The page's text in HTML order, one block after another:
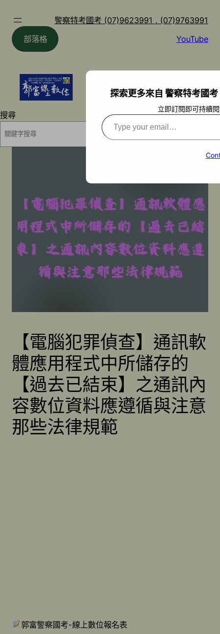
警察特考國考 (07)9623991 , (07)9763991
部落格
YouTube
搜尋
【電腦犯罪偵查】通訊軟
體應用程式中所儲存的
【過去已結束】之通訊內
容數位資料應遵循與注意
那些法律規範
郭富警察國考-線上數位報名表
探索更多來自 警察特考國
立即訂閱即可持續
Type
your